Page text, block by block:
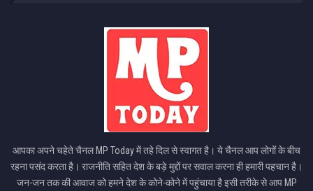
आपका अपने चहेते चैनल MP Today में तहे दिल से स्वागत है। ये चैनल आप लोगों के बीच
रहना पसंद करता है। राजनीति सहित देश के बड़े मुद्दों पर सवाल करना ही हमारी पहचान है।
जन-जन तक की आवाज को हमने देश के कोने-कोने में पहुंचाया है इसी तरीके से आप MP